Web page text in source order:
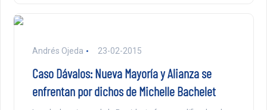
Andrés Ojeda 23-02-2015
Caso Dávalos: Nueva Mayoría y Alianza se
enfrentan por dichos de Michelle Bachelet